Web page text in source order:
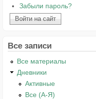
Забыли пароль?
Все записи
Все материалы
Дневники
Активные
Все (А-Я)